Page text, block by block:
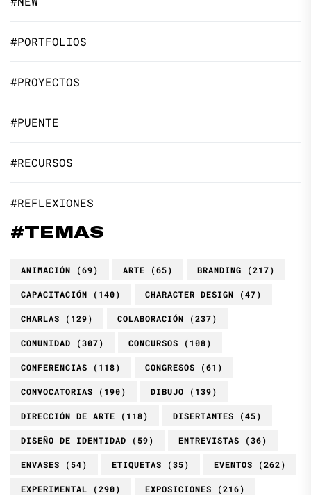
#PORTFOLIOS
#PROYECTOS
#PUENTE
#RECURSOS
#REFLEXIONES
#TEMAS
ANIMACIÓN (69) ARTE (65) BRANDING (217)
CAPACITACIÓN (140) CHARACTER DESIGN (47)
CHARLAS (129) COLABORACIÓN (237)
COMUNIDAD (307) CONCURSOS (108)
CONFERENCIAS (118) CONGRESOS (61)
CONVOCATORIAS (190) DIBUJO (139)
DIRECCIÓN DE ARTE (118) DISERTANTES (45)
DISEÑO DE IDENTIDAD (59) ENTREVISTAS (36)
ENVASES (54) ETIQUETAS (35) EVENTOS (262)
EXPERIMENTAL (290) EXPOSICIONES (216)